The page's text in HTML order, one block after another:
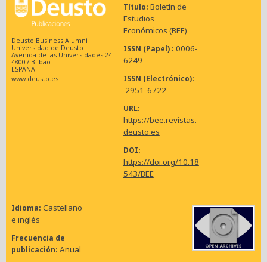
Deusto Business Alumni
Universidad de Deusto
Avenida de las Universidades 24
48007 Bilbao
ESPAÑA
www.deusto.es
Título Boletín de
Estudios
Económicos (BEE)
ISSN (Papel) 0006-
6249
ISSN (Electrónico)
2951-6722
URL
https://bee.revistas.
deusto.es
DOI
https://doi.org/10.18
543/BEE
Idioma Castellano
e inglés
Frecuencia de
publicación Anual